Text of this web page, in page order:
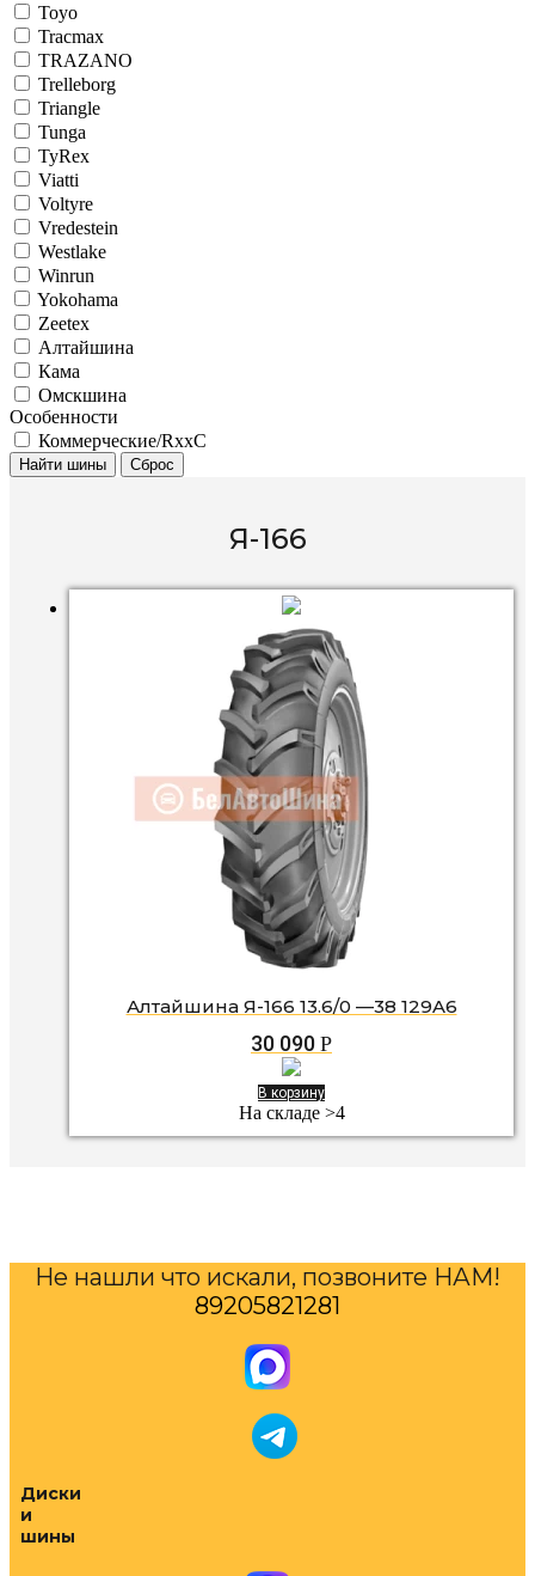
Toyo
Tracmax
TRAZANO
Trelleborg
Triangle
Tunga
TyRex
Viatti
Voltyre
Vredestein
Westlake
Winrun
Yokohama
Zeetex
Алтайшина
Кама
Омскшина
Особенности
Коммерческие/RxxC
Найти шины Сброс
Я-166
Алтайшина Я-166 13.6/0 —38 129A6
30 090 Р
В корзину
На складе >4
Не нашли что искали, позвоните НАМ!
89205821281
Диски
и
шины